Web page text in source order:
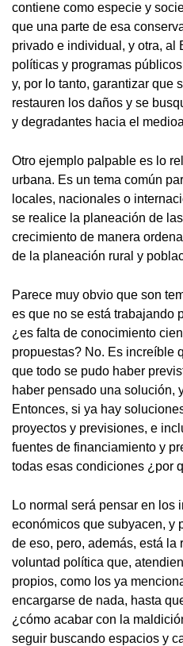
contiene como especie y
que una parte de esa
privado e individual, y otra, al
políticas y programas
y, por lo tanto, garantizar que
restauren los daños y se
y degradantes hacia el
Otro ejemplo palpable es lo
urbana. Es un tema común
locales, nacionales o
se realice la planeación de
crecimiento de manera
de la planeación rural y
Parece muy obvio que son
es que no se está trabajando
¿es falta de conocimiento
propuestas? No. Es increíble
que todo se pudo haber
haber pensado una solución,
Entonces, si ya hay
proyectos y previsiones, e
fuentes de financiamiento y
todas esas condiciones ¿por
Lo normal será pensar en los
económicos que subyacen, y
de eso, pero, además, está la
voluntad política que,
propios, como los ya
encargarse de nada, hasta
¿cómo acabar con la
seguir buscando espacios y